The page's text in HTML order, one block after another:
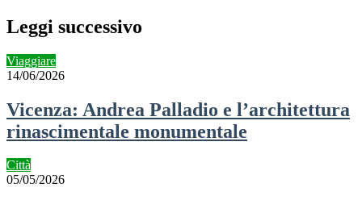
via
mail
Leggi successivo
Viaggiare
14/06/2026
Vicenza: Andrea Palladio e l’architettura
rinascimentale monumentale
Città
05/05/2026